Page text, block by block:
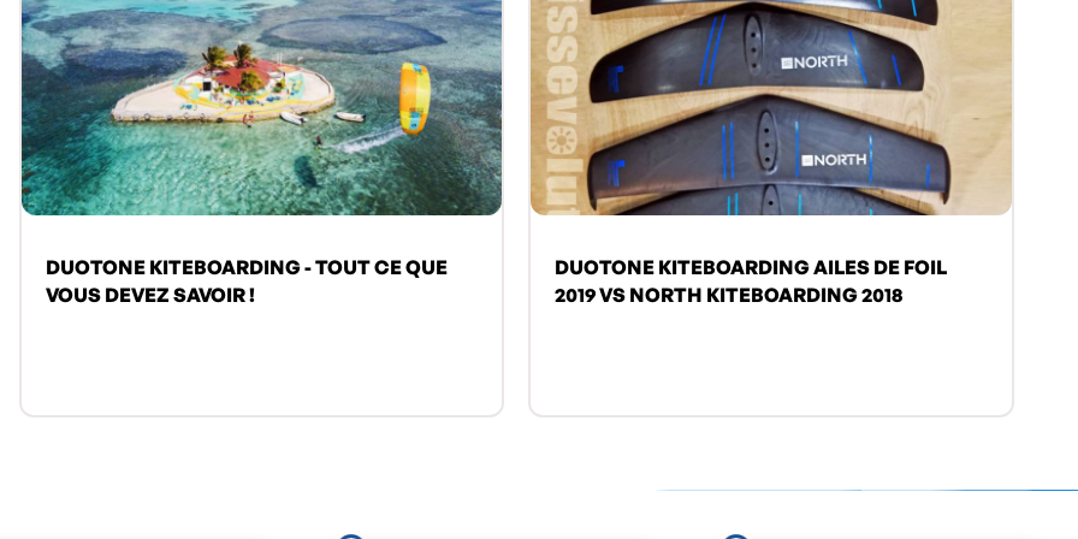
DUOTONE KITEBOARDING - TOUT CE QUE
VOUS DEVEZ SAVOIR !
DUOTONE KITEBOARDING AILES DE FOIL
2019 VS NORTH KITEBOARDING 2018